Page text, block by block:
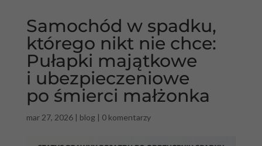
Samochód w spadku,
którego nikt nie chce:
Pułapki majątkowe
i ubezpieczeniowe
po śmierci małżonka
mar 27, 2026| blog| 0 komentarzy